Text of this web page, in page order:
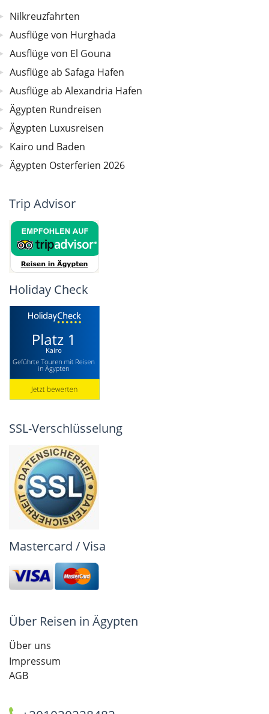
Nilkreuzfahrten
Ausflüge von Hurghada
Ausflüge von El Gouna
Ausflüge ab Safaga Hafen
Ausflüge ab Alexandria Hafen
Ägypten Rundreisen
Ägypten Luxusreisen
Kairo und Baden
Ägypten Osterferien 2026
Trip Advisor
Holiday Check
SSL-Verschlüsselung
Mastercard / Visa
Über Reisen in Ägypten
Über uns
Impressum
AGB